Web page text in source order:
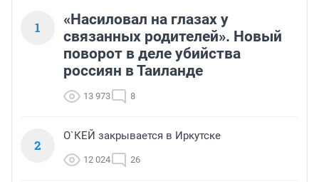
1
«Насиловал на глазах у
связанных родителей». Новый
поворот в деле убийства
россиян в Таиланде
13 973 8
2
О`КЕЙ закрывается в Иркутске
12 024 26